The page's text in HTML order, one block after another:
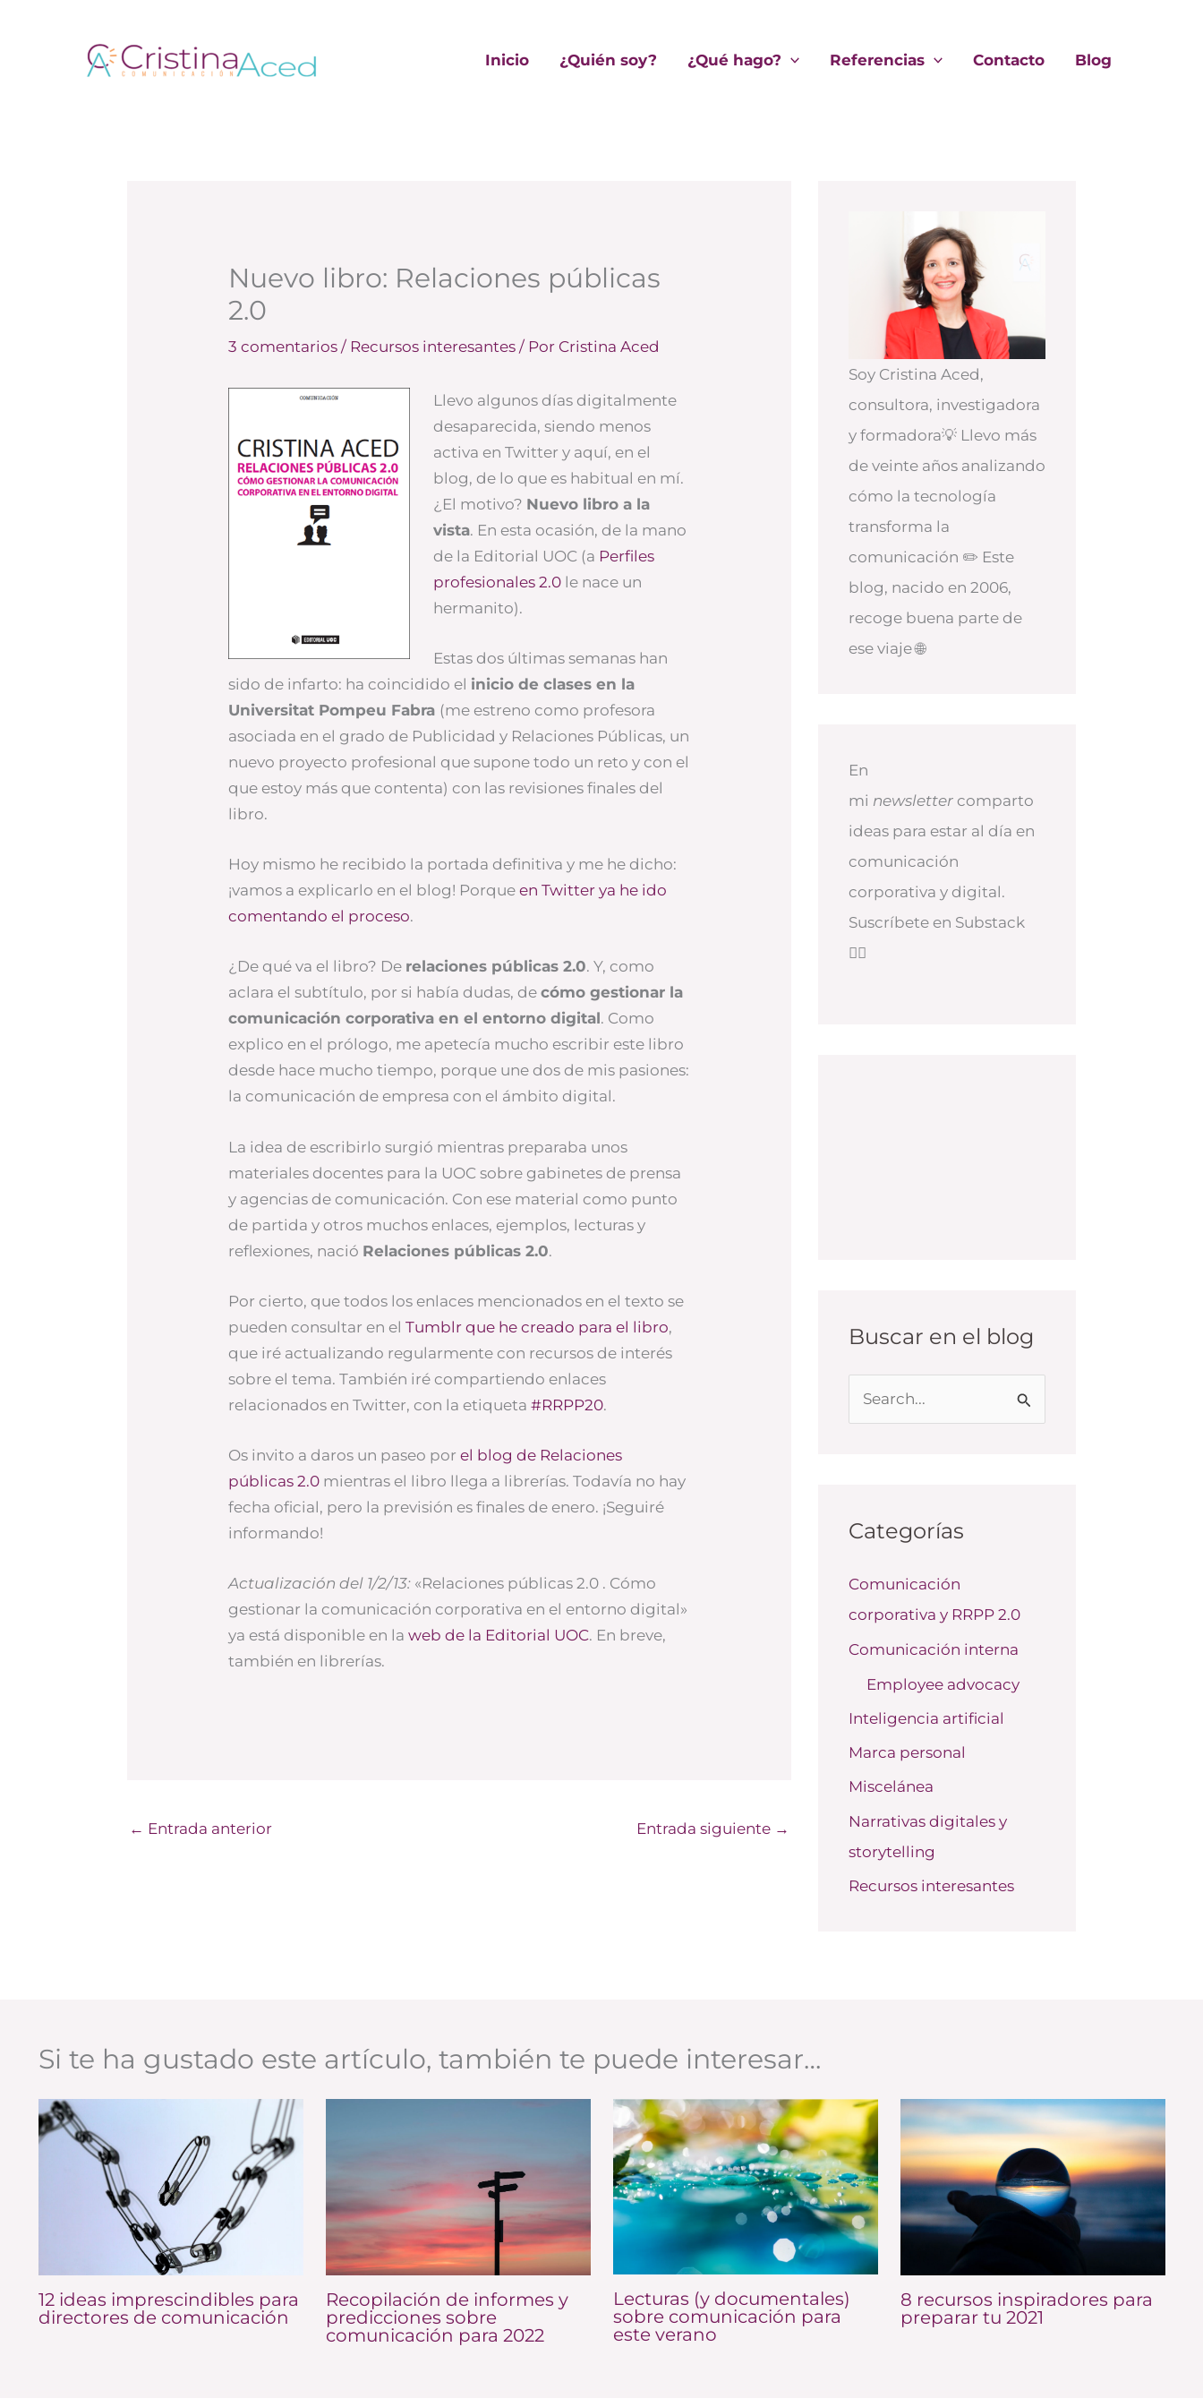
Inicio ¿Quién soy? ¿Qué hago? Referencias Contacto Blog
Nuevo libro: Relaciones públicas
2.0
3 comentarios / Recursos interesantes / Por Cristina Aced
Llevo algunos días digitalmente
desaparecida, siendo menos
activa en Twitter y aquí, en el
blog, de lo que es habitual en mí.
¿El motivo? Nuevo libro a la
vista. En esta ocasión, de la mano
de la Editorial UOC (a Perfiles
profesionales 2.0le nace un
hermanito).
Estas dos últimas semanas han
sido de infarto: ha coincidido el inicio de clases en la
Universitat Pompeu Fabra (me estreno como profesora
asociada en el grado de Publicidad y Relaciones Públicas, un
nuevo proyecto profesional que supone todo un reto y con el
que estoy más que contenta) con las revisiones finales del
libro.
Hoy mismo he recibido la portada definitiva y me he dicho:
¡vamos a explicarlo en el blog! Porqueen Twitter ya he ido
comentando el proceso.
¿De qué va el libro? De relaciones públicas 2.0. Y, como
aclara el subtítulo, por si había dudas, decómo gestionar la
comunicación corporativa en el entorno digital. Como
explico en el prólogo, me apetecía mucho escribir este libro
desde hace mucho tiempo, porque une dos de mis pasiones:
la comunicación de empresa con el ámbito digital.
La idea de escribirlo surgió mientras preparaba unos
materiales docentes para la UOC sobre gabinetes de prensa
y agencias de comunicación. Con ese material como punto
de partida y otros muchos enlaces, ejemplos, lecturas y
reflexiones, nació Relaciones públicas 2.0.
Por cierto, que todos los enlaces mencionados en el texto se
pueden consultar en elTumblr que he creado para el libro,
que iré actualizando regularmente con recursos de interés
sobre el tema. También iré compartiendo enlaces
relacionados en Twitter, con la etiqueta#RRPP20.
Os invito a daros un paseo porel blog de Relaciones
públicas 2.0 mientras el libro llega a librerías. Todavía no hay
fecha oficial, pero la previsión es finales de enero. ¡Seguiré
informando!
Actualización del 1/2/13: «Relaciones públicas 2.0 . Cómo
gestionar la comunicación corporativa en el entorno digital»
ya está disponible en laweb de la Editorial UOC. En breve,
también en librerías.
← Entrada anterior Entrada siguiente →
Soy Cristina Aced,
consultora, investigadora
y formadora💡 Llevo más
de veinte años analizando
cómo la tecnología
transforma la
comunicación ✏️ Este
blog, nacido en 2006,
recoge buena parte de
ese viaje 🌐
En
mi newsletter comparto
ideas para estar al día en
comunicación
corporativa y digital.
Suscríbete en Substack
👇🏻
Buscar en el blog
a
p
o
r
Categorías
Comunicación
corporativa y RRPP 2.0
Comunicación interna
Employee advocacy
Inteligencia artificial
Marca personal
Miscelánea
Narrativas digitales y
storytelling
Recursos interesantes
Si te ha gustado este artículo, también te puede interesar…
12 ideas imprescindibles para
directores de comunicación
Recopilación de informes y
predicciones sobre
comunicación para 2022
Lecturas (y documentales)
sobre comunicación para
este verano
8 recursos inspiradores para
preparar tu 2021